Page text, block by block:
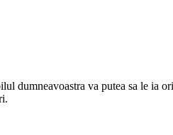
va putea sa le ia